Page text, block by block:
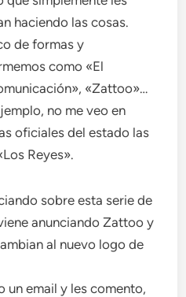
haciendo las cosas.
de formas y
como «El
«Zattoo»…
no me veo en
oficiales del estado las
Reyes».
sobre esta serie de
anunciando Zattoo y
al nuevo logo de
un email y les comento,